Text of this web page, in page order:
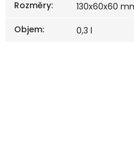
Rozměry:
130x60x60
Objem: 0,3 l